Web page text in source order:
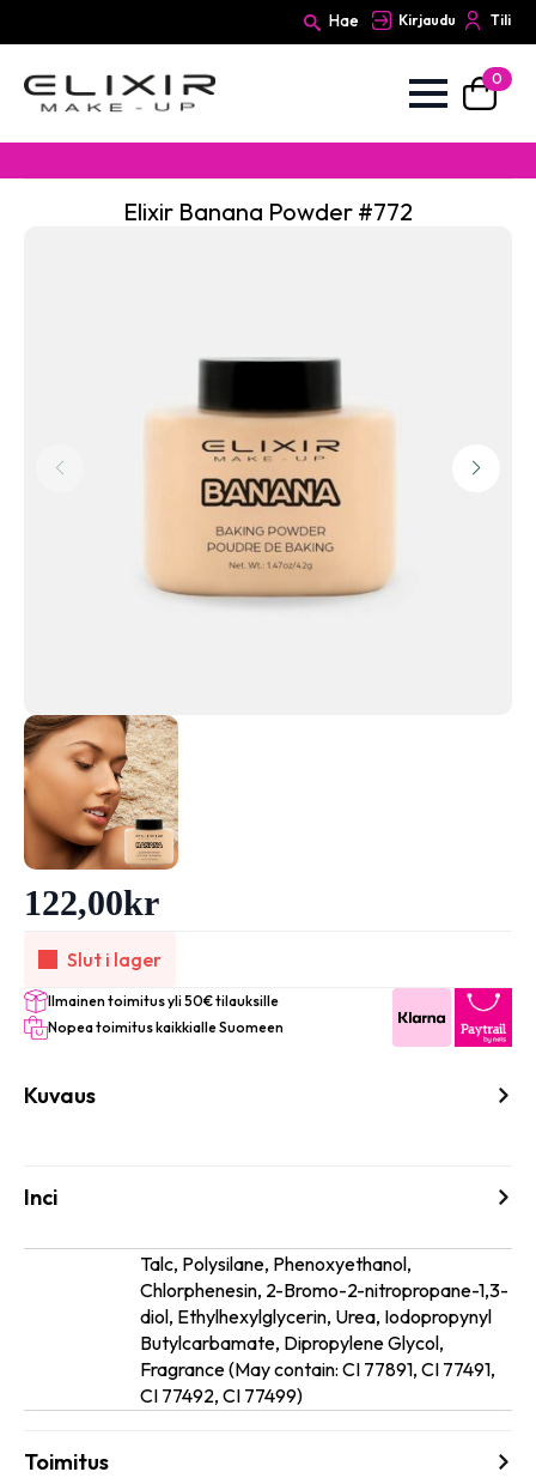
Hae Kirjaudu Tili
0
Elixir Banana Powder #772
122,00kr
Slut i lager
Ilmainen toimitus yli 50€ tilauksille
Nopea toimitus kaikkialle Suomeen
Kuvaus
Inci
Talc, Polysilane, Phenoxyethanol,
Chlorphenesin, 2-Bromo-2-nitropropane-1,3-
diol, Ethylhexylglycerin, Urea, Iodopropynyl
Butylcarbamate, Dipropylene Glycol,
Fragrance (May contain: CI 77891, CI 77491,
CI 77492, CI 77499)
Toimitus